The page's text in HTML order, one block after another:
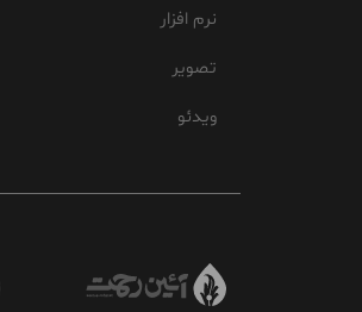
نرم افزار
تصویر
ویدئو